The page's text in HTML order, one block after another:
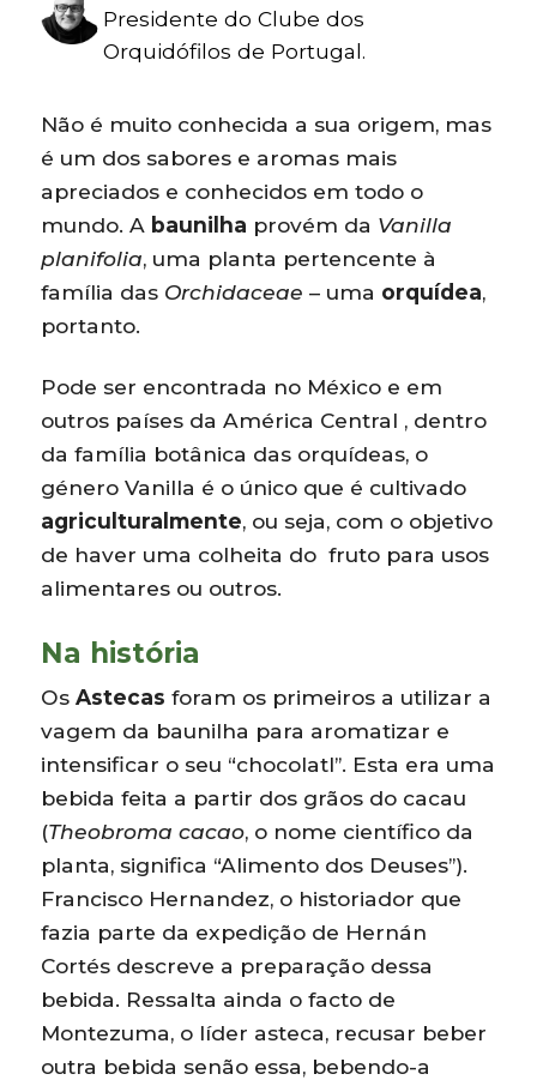
Presidente do Clube dos
Orquidófilos de Portugal.
Não é muito conhecida a sua origem, mas
é um dos sabores e aromas mais
apreciados e conhecidos em todo o
mundo. A baunilha provém da Vanilla
planifolia, uma planta pertencente à
família das Orchidaceae– uma orquídea,
portanto.
Pode ser encontrada no México e em
outros países da América Central , dentro
da família botânica das orquídeas, o
género Vanilla é o único que é cultivado
agriculturalmente, ou seja, com o objetivo
de haver uma colheita do fruto para usos
alimentares ou outros.
Na história
OsAstecas foram os primeiros a utilizar a
vagem da baunilha para aromatizar e
intensificar o seu “chocolatl”. Esta era uma
bebida feita a partir dos grãos do cacau
(Theobroma cacao, o nome científico da
planta, significa “Alimento dos Deuses”).
Francisco Hernandez, o historiador que
fazia parte da expedição de Hernán
Cortés descreve a preparação dessa
bebida. Ressalta ainda o facto de
Montezuma, o líder asteca, recusar beber
outra bebida senão essa, bebendo-a